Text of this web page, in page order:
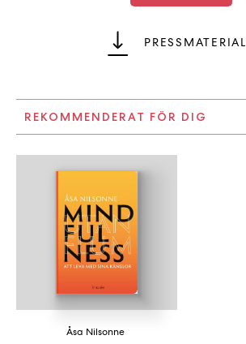
PRESSMATERIAL
REKOMMENDERAT FÖR DIG
Åsa Nilsonne